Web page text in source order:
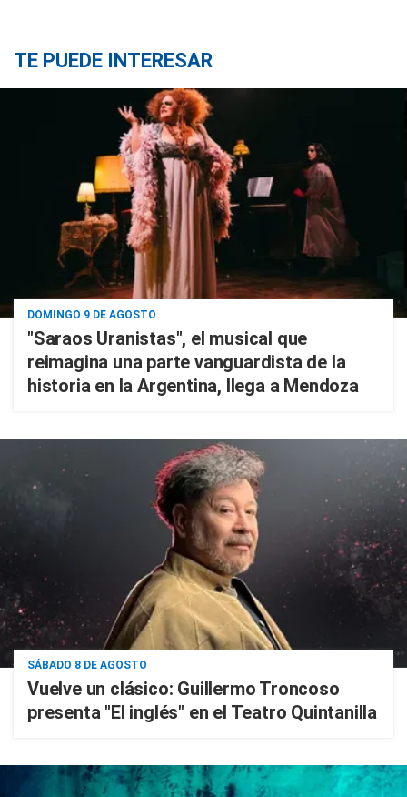
TE PUEDE INTERESAR
DOMINGO 9 DE AGOSTO
"Saraos Uranistas", el musical que
reimagina una parte vanguardista de la
historia en la Argentina, llega a Mendoza
SÁBADO 8 DE AGOSTO
Vuelve un clásico: Guillermo Troncoso
presenta "El inglés" en el Teatro Quintanilla